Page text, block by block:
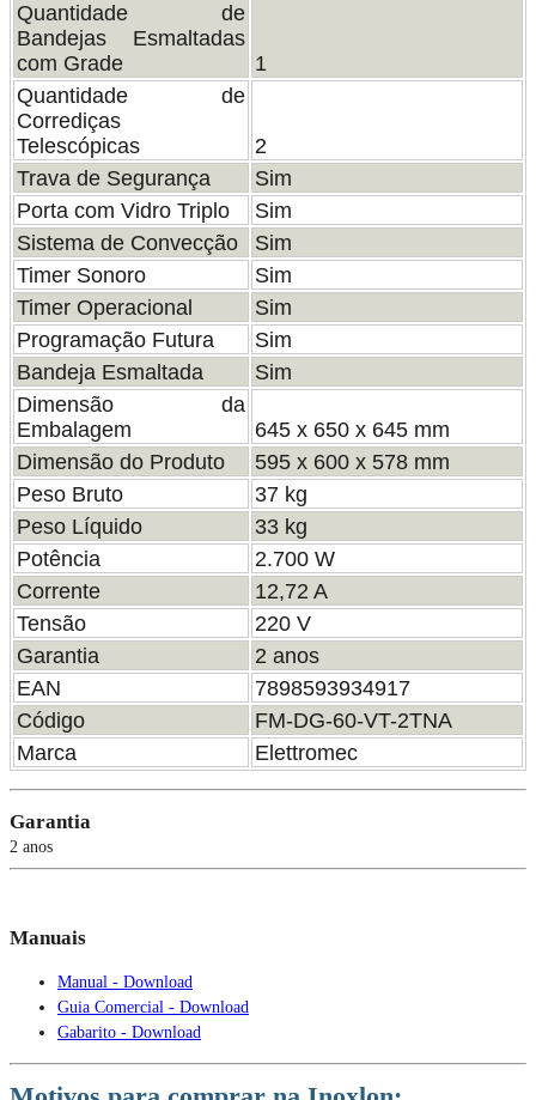
Quantidade de
Bandejas Esmaltadas
com Grade
1
Quantidade de
Corrediças
Telescópicas
2
Trava de Segurança
Sim
Porta com Vidro Triplo
Sim
Sistema de Convecção
Sim
Timer Sonoro
Sim
Timer Operacional
Sim
Programação Futura
Sim
Bandeja Esmaltada
Sim
Dimensão da
Embalagem
645 x 650 x 645 mm
Dimensão do Produto
595 x 600 x 578 mm
Peso Bruto
37 kg
Peso Líquido
33 kg
Potência
2.700 W
Corrente
12,72 A
Tensão
220 V
Garantia
2 anos
EAN
7898593934917
Código
FM-DG-60-VT-2TNA
Marca
Elettromec
Garantia
2 anos
Manuais
Manual - Download
Guia Comercial - Download
Gabarito - Download